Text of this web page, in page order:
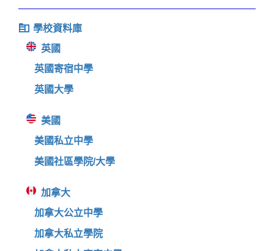
學校資料庫
英國
英國寄宿中學
英國大學
美國
美國私立中學
美國社區學院/大學
加拿大
加拿大公立中學
加拿大私立學院